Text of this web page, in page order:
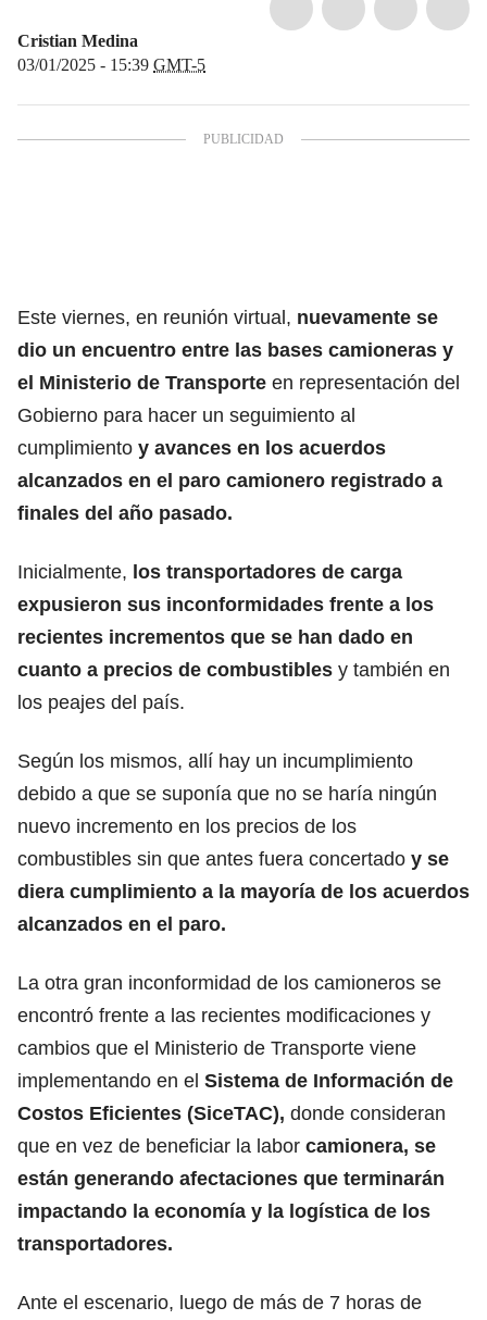
Cristian Medina
03/01/2025 - 15:39 GMT-5
Este viernes, en reunión virtual, nuevamente se
dio un encuentro entre las bases camioneras y
el Ministerio de Transporte en representación del
Gobierno para hacer un seguimiento al
cumplimiento y avances en los acuerdos
alcanzados en el paro camionero registrado a
finales del año pasado.
Inicialmente, los transportadores de carga
expusieron sus inconformidades frente a los
recientes incrementos que se han dado en
cuanto a precios de combustibles y también en
los peajes del país.
Según los mismos, allí hay un incumplimiento
debido a que se suponía que no se haría ningún
nuevo incremento en los precios de los
combustibles sin que antes fuera concertado y se
diera cumplimiento a la mayoría de los acuerdos
alcanzados en el paro.
La otra gran inconformidad de los camioneros se
encontró frente a las recientes modificaciones y
cambios que el Ministerio de Transporte viene
implementando en el Sistema de Información de
Costos Eficientes (SiceTAC), donde consideran
que en vez de beneficiar la labor camionera, se
están generando afectaciones que terminarán
impactando la economía y la logística de los
transportadores.
Ante el escenario, luego de más de 7 horas de